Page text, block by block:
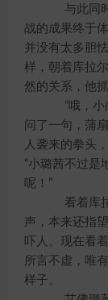
与此同时
战的成果终于
并没有太多胆
样，朝着库拉
然的关系，他
“哦，小白
问了一句，蒲
人袭来的拳头
“小璐茜不过是
呢！”
看着库拉
声，本来还指
吓人。现在看
所言不虚，唯
样子。